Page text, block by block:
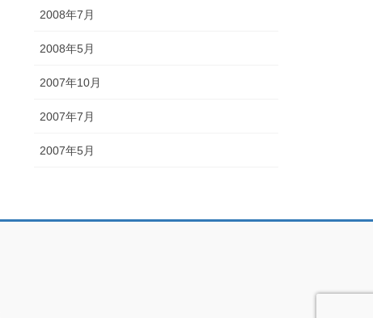
2008年7月
2008年5月
2007年10月
2007年7月
2007年5月